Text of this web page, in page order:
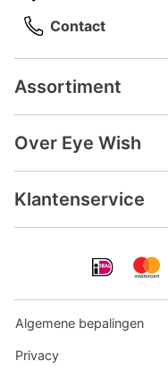
Assortiment
Over Eye Wish
Klantenservice
Contact
Algemene bepalingen
Privacy